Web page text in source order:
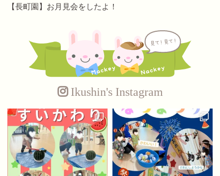
【長町園】お月見会をしたよ！
Ikushin's Instagram